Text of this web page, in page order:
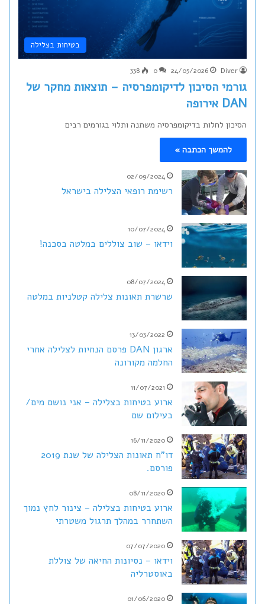
בטיחות בצלילה
Diver
24/05/2026
0
338
גורמי הסיכון לדיקומפרסיה – תוצאות מחקר של
DAN אירופה
הסיכון לחלות בדיקומפרסיה משתנה ותלוי בגורמים רבים
להמשך הכתבה »
02/09/2024
רשימת רופאי הצלילה בישראל
10/07/2024
וידאו – שוב צוללים במלטה בסכנה!
08/07/2024
שרשרת תאונות צלילה קטלניות במלטה
13/03/2022
ארגון DAN פרסם הנחיות לצלילה אחרי
החלמה מקורונה
11/07/2021
ארוע בטיחות בצלילה – אני נושם מים/
בעילום שם
16/11/2020
דו"ח תאונות הצלילה של שנת 2019
פורסם.
08/11/2020
ארוע בטיחות בצלילה – צינור לחץ נמוך
השתחרר במהלך תרגול משטרתי
07/07/2020
וידאו – נסיונות החיאה של צוללת
באוסטרליה
01/06/2020